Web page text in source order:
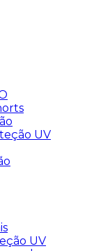
UV
UV